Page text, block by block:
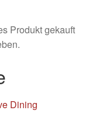
Produkt gekauft